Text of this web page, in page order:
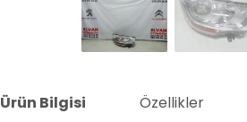
Ürün Bilgisi Özellikler